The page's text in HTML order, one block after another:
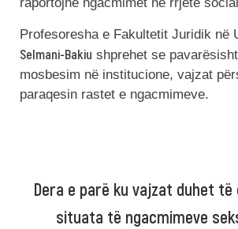
Profesoresha e Fakultetit Juridik në
Selmani-Bakiu shprehet se
mosbesim në institucione, vajzat
paraqesin rastet e ngacmimeve.
Dera e parë ku vajzat duhet
situata të ngacmimeve